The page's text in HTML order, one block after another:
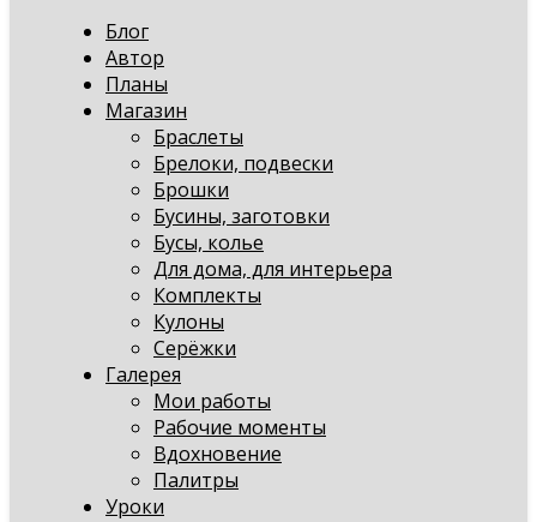
Блог
Автор
Планы
Магазин
Браслеты
Брелоки, подвески
Брошки
Бусины, заготовки
Бусы, колье
Для дома, для интерьера
Комплекты
Кулоны
Серёжки
Галерея
Мои работы
Рабочие моменты
Вдохновение
Палитры
Уроки